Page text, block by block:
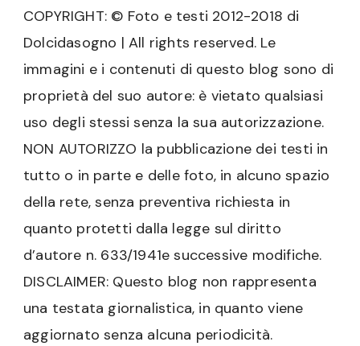
COPYRIGHT: © Foto e testi 2012-2018 di
Dolcidasogno | All rights reserved. Le
immagini e i contenuti di questo blog sono di
proprietà del suo autore: è vietato qualsiasi
uso degli stessi senza la sua autorizzazione.
NON AUTORIZZO la pubblicazione dei testi in
tutto o in parte e delle foto, in alcuno spazio
della rete, senza preventiva richiesta in
quanto protetti dalla legge sul diritto
d’autore n. 633/1941e successive modifiche.
DISCLAIMER: Questo blog non rappresenta
una testata giornalistica, in quanto viene
aggiornato senza alcuna periodicità.